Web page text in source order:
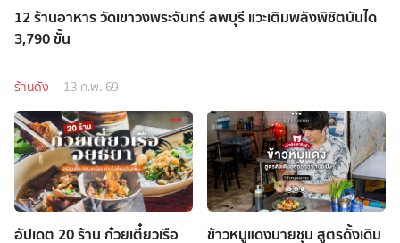
12 ร้านอาหาร วัดเขาวงพระจันทร์ ลพบุรี แวะเติมพลังพิชิตบันได
3,790 ขั้น
ร้านดัง 13 ก.พ. 69
อัปเดต 20 ร้าน ก๋วยเตี๋ยวเรือ
ข้าวหมูแดงนายชุน สูตรดั้งเดิม